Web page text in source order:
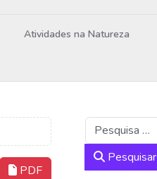
Atividades na Natureza
PDF
Pesquisar
Pesquisar